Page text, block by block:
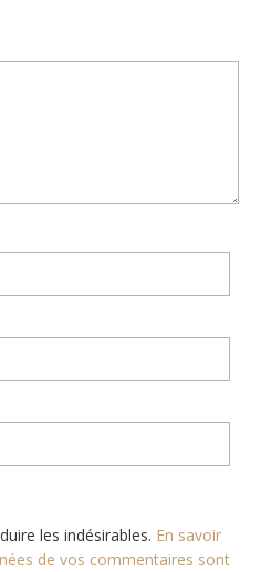
les indésirables. En savoir
de vos commentaires sont